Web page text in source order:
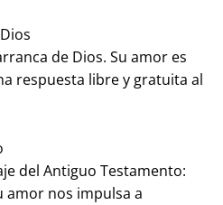
de Dios. Su amor es
respuesta libre y gratuita al
del Antiguo Testamento:
amor nos impulsa a